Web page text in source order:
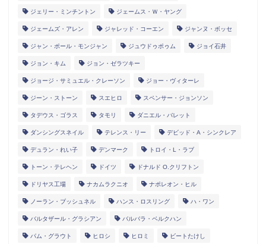
ジェリー・ミンチントン ジェームス・Ｗ・ヤング
ジェームズ・アレン ジャレッド・コーエン ジャンヌ・ボッセ
ジャン・ポール・モンジャン ジュウドゥポゥム ジョイ石井
ジョン・キム ジョン・ゼラツキー
ジョージ・サミュエル・クレーソン ジョー・ヴィターレ
ジーン・ストーン スエヒロ スペンサー・ジョンソン
タデウス・ゴラス タモリ ダニエル・バレット
ダンシングスネイル テレンス・リー デビッド・A・シンクレア
デュラン・れい子 デンマーク トロイ・L・ラブ
トーン・テレヘン ドイツ ドナルド O.クリフトン
ドリヤス工場 ナカムラクニオ ナポレオン・ヒル
ノーラン・ブッシュネル ハンス・ロスリング ハ・ワン
バルタザール・グラシアン バルバラ・ベルクハン
パム・グラウト ヒロシ ヒロミ ビートたけし